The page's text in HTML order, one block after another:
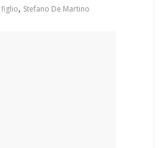
, Stefano De Martino